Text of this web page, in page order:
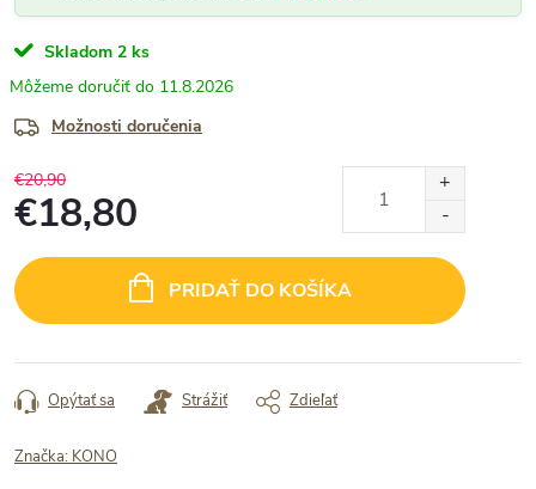
Skladom 2 ks
11.8.2026
Možnosti doručenia
€20,90
€18,80
cena:
PRIDAŤ DO KOŠÍKA
Opýtať sa Strážiť Zdieľať
Značka: KONO